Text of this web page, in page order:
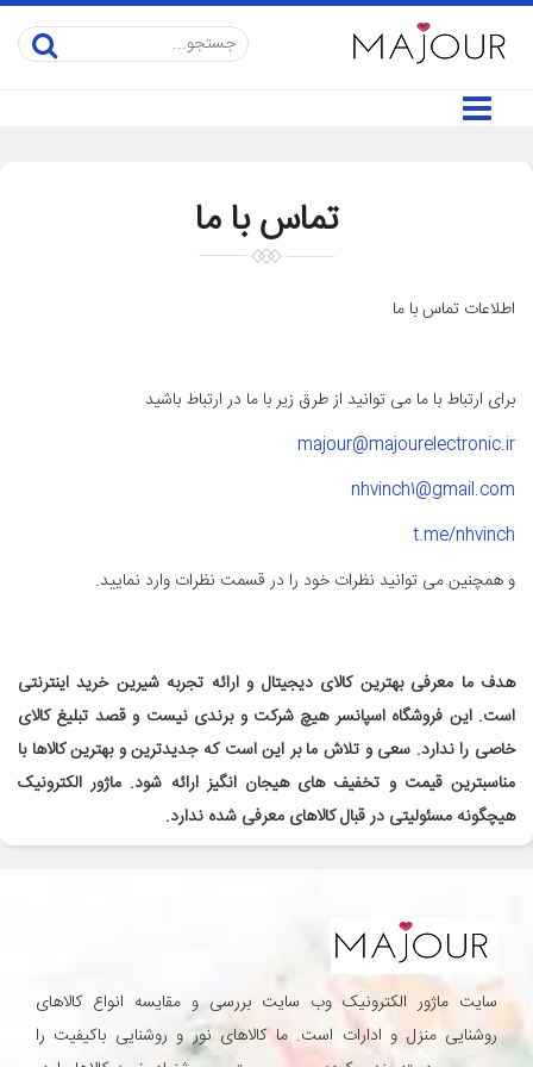
تماس با ما
اطلاعات تماس با ما
برای ارتباط با ما می توانید از طرق زیر با ما در ارتباط باشید
majour@majourelectronic.ir
nhvinch1@gmail.com
t.me/nhvinch
و همچنین می توانید نظرات خود را در قسمت نظرات وارد نمایید.
هدف ما معرفی بهترین کالای دیجیتال و ارائه تجربه شیرین خرید اینترنتی
است. این فروشگاه اسپانسر هیچ شرکت و برندی نیست و قصد تبلیغ کالای
خاصی را ندارد. سعی و تلاش ما بر این است که جدیدترین و بهترین کالاها با
مناسبترین قیمت و تخفیف های هیجان انگیز ارائه شود. ماژور الکترونیک
هیچگونه مسئولیتی در قبال کالاهای معرفی شده ندارد.
سایت ماژور الکترونیک وب سایت بررسی و مقایسه انواع کالاهای
روشنایی منزل و ادارات است. ما کالاهای نور و روشنایی باکیفیت را